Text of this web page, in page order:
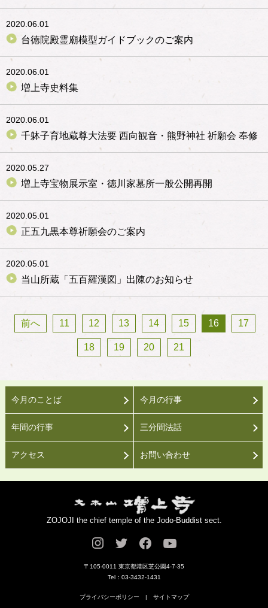
2020.06.01
台徳院殿霊廟模型ガイドブックのご案内
2020.06.01
増上寺史料集
2020.06.01
千躰子育地蔵尊大法要 西向観音・熊野神社 祈願会 奉修
2020.05.27
増上寺宝物展示室・徳川家墓所一般公開再開
2020.05.01
正五九黒本尊祈願会のご案内
2020.05.01
当山所蔵「五百羅漢図」出陳のお知らせ
前へ 11 12 13 14 15 16 17
18 19 20 21
今月のことば 今月の行事
年間の行事 三分間法話
アクセス お問い合わせ
ZOJOJI the chief temple of the Jodo-Buddist sect.
〒105-0011 東京都港区芝公園4-7-35
Tel：03-3432-1431
プライバシーポリシー | サイトマップ